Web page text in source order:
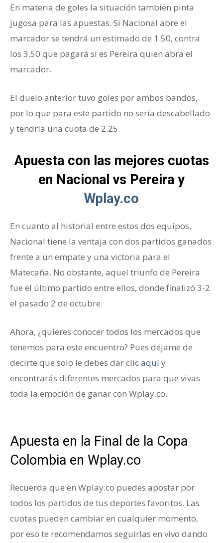
En materia de goles la situación también pinta
jugosa para las apuestas. Si Nacional abre el
marcador se tendrá un estimado de 1.50, contra
los 3.50 que pagará si es Pereira quien abra el
marcador.
El duelo anterior tuvo goles por ambos bandos,
por lo que para este partido no sería descabellado
y tendría una cuota de 2.25.
Apuesta con las mejores cuotas
en Nacional vs Pereira y
Wplay.co
En cuanto al historial entre estos dos equipos,
Nacional tiene la ventaja con dos partidos ganados
frente a un empate y una victoria para el
Matecaña. No obstante, aquel triunfo de Pereira
fue el último partido entre ellos, donde finalizó 3-2
el pasado 2 de octubre.
Ahora, ¿quieres conocer todos los mercados que
tenemos para este encuentro? Pues déjame de
decirte que solo le debes dar clic aquíy
encontrarás diferentes mercados para que vivas
toda la emoción de ganar con Wplay.co.
Apuesta en la Final de la Copa
Colombia en Wplay.co
Recuerda que en Wplay.co puedes apostar por
todos los partidos de tus deportes favoritos. Las
cuotas pueden cambiar en cualquier momento,
por eso te recomendamos seguirlas en vivo dando